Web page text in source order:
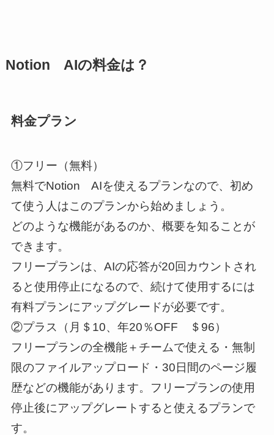
Notion AIの料金は？
料金プラン
①フリー（無料）
無料でNotion AIを使えるプランなので、初め
て使う人はこのプランから始めましょう。
どのような機能があるのか、概要を知ることが
できます。
フリープランは、AIの応答が20回カウントされ
ると使用停止になるので、続けて使用するには
有料プランにアップグレードが必要です。
②プラス（月＄10、年20％OFF ＄96）
フリープランの全機能＋チームで使える・無制
限のファイルアップロード・30日間のページ履
歴などの機能があります。フリープランの使用
停止後にアップグレートすると使えるプランで
す。